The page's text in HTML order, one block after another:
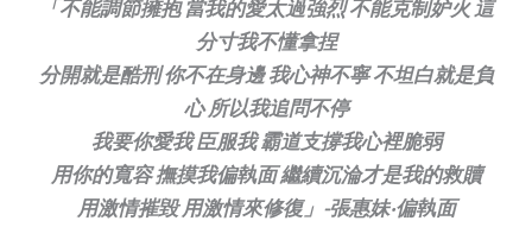
「不能調節擁抱 當我的愛太過強烈 不能克制妒火 這
分寸我不懂拿捏
分開就是酷刑 你不在身邊 我心神不寧 不坦白就是負
心 所以我追問不停
我要你愛我 臣服我 霸道支撐我心裡脆弱
用你的寬容 撫摸我偏執面 繼續沉淪才是我的救贖
用激情摧毀 用激情來修復」-張惠妹‧偏執面